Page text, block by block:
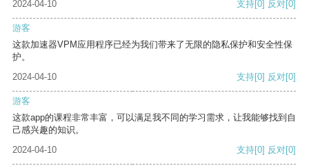
2024-04-10 支持[0] 反对[0]
游客
这款加速器VPM应用程序已经为我们带来了无限的隐私保护和安全性保
护。
2024-04-10
支持[0] 反对[0]
游客
这款app的课程非常丰富，可以满足我不同的学习需求，让我能够找到自
己感兴趣的知识。
2024-04-10
支持[0] 反对[0]